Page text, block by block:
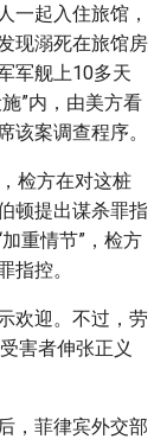
一起入住旅馆，
现溺死在旅馆房
军舰上10多天
”内，由美方看
该案调查程序。
检方在对这桩
顿提出谋杀罪指
重情节”，检方
指控。
欢迎。不过，劳
害者伸张正义
，菲律宾外交部